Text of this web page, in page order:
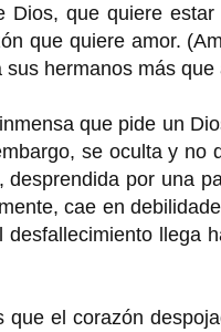
Dios, que quiere
que quiere amor.
hermanos más
que pide un
se oculta y no
por una
cae en
llega
el corazón